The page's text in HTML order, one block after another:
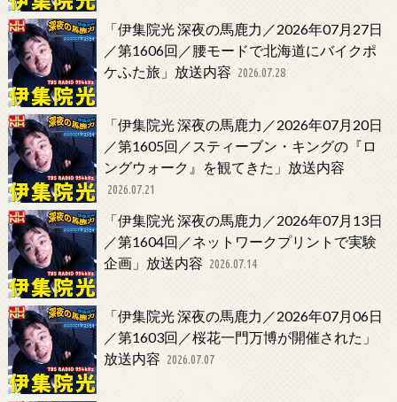
「伊集院光 深夜の馬鹿力／2026年07月27日
／第1606回／腰モードで北海道にバイクポ
ケふた旅」放送内容 2026.07.28
「伊集院光 深夜の馬鹿力／2026年07月20日
／第1605回／スティーブン・キングの『ロ
ングウォーク』を観てきた」放送内容
2026.07.21
「伊集院光 深夜の馬鹿力／2026年07月13日
／第1604回／ネットワークプリントで実験
企画」放送内容 2026.07.14
「伊集院光 深夜の馬鹿力／2026年07月06日
／第1603回／桜花一門万博が開催された」
放送内容 2026.07.07